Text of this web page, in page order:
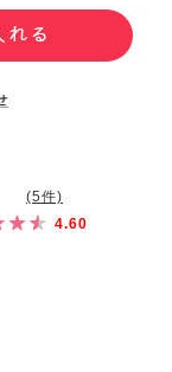
(5件)
4.60